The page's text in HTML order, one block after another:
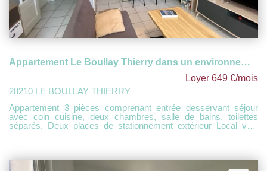
Appartement Le Boullay Thierry dans un environnement calme à 20 min de Dreux et 10 min RN154
Loyer 649 €/mois
28210 LE BOULLAY THIERRY
Appartement 3 pièces comprenant entrée desservant séjour
avec coin cuisine, deux chambres, salle de bains, toilettes
séparés. Deux places de stationnement extérieur Local vélo